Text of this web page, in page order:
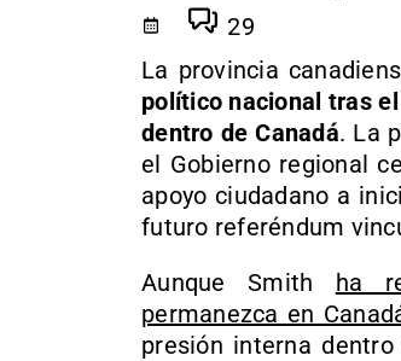
29
La provincia
político nacional tras
dentro de Canadá. La
el Gobierno regional
apoyo ciudadano a
futuro referéndum
Aunque Smith ha
permanezca en
presión interna